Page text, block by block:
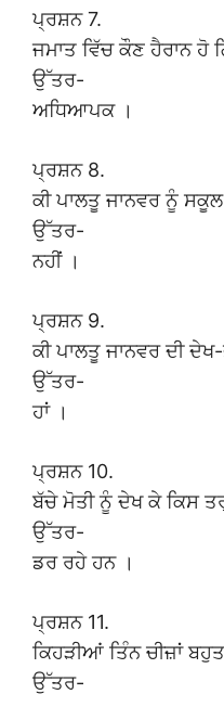
ਪ੍ਰਸ਼ਨ 7.
ਜਮਾਤ ਵਿੱਚ ਕੌਣ ਹੈਰਾਨ ਹੋ
ਉੱਤਰ-
ਅਧਿਆਪਕ ।
ਪ੍ਰਸ਼ਨ 8.
ਕੀ ਪਾਲਤੂ ਜਾਨਵਰ ਨੂੰ
ਉੱਤਰ-
ਨਹੀਂ ।
ਪ੍ਰਸ਼ਨ 9.
ਕੀ ਪਾਲਤੂ ਜਾਨਵਰ ਦੀ ਦੇਖ-
ਉੱਤਰ-
ਹਾਂ ।
ਪ੍ਰਸ਼ਨ 10.
ਬੱਚੇ ਮੋਤੀ ਨੂੰ ਦੇਖ ਕੇ ਕਿਸ
ਉੱਤਰ-
ਡਰ ਰਹੇ ਹਨ ।
ਪ੍ਰਸ਼ਨ 11.
ਕਿਹੜੀਆਂ ਤਿੰਨ ਚੀਜ਼ਾਂ
ਉੱਤਰ-